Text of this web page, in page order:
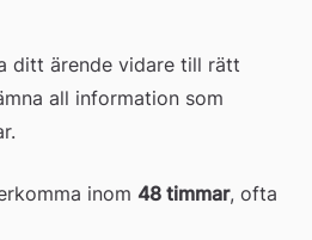
ditt ärende vidare till rätt
all information som
inom 48 timmar, ofta